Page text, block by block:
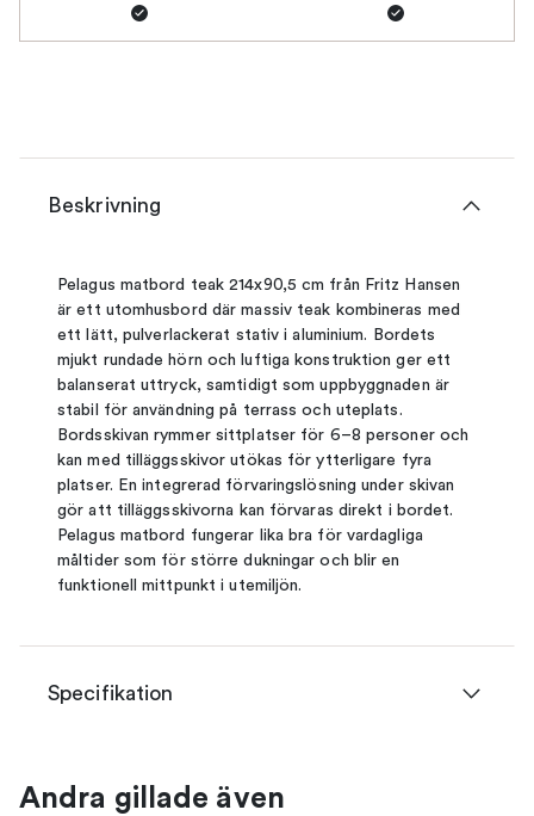
Beskrivning
Pelagus matbord teak 214x90,5 cm från Fritz Hansen
är ett utomhusbord där massiv teak kombineras med
ett lätt, pulverlackerat stativ i aluminium. Bordets
mjukt rundade hörn och luftiga konstruktion ger ett
balanserat uttryck, samtidigt som uppbyggnaden är
stabil för användning på terrass och uteplats.
Bordsskivan rymmer sittplatser för 6–8 personer och
kan med tilläggsskivor utökas för ytterligare fyra
platser. En integrerad förvaringslösning under skivan
gör att tilläggsskivorna kan förvaras direkt i bordet.
Pelagus matbord fungerar lika bra för vardagliga
måltider som för större dukningar och blir en
funktionell mittpunkt i utemiljön.
Specifikation
Andra gillade även